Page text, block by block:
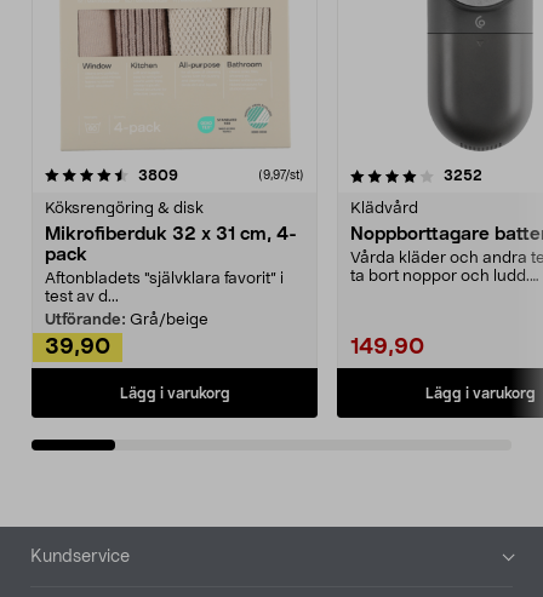
3809recensioner (9,97/st)
Köksrengöring & disk
Mikrofiberduk 32 x 31 cm, 4-
pack
Aftonbladets "självklara favorit” i
test av d...
Utförande: Grå/beige
39,90
Lägg i varukorg
4.0av 5 stjärnor 3252
Klädvård
Noppborttagare
Vårda kläder och andra
ta bort noppor och ludd.
149,90
Lägg i varukorg
4.5av 5 stjärnor
Sidfot
Kundservice